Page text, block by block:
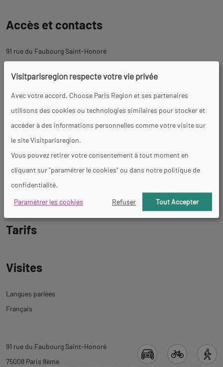
àAccès et contacts
91 rue du Faubourg Saint-Honoré
+33 (0)1 44 94 03 42
http://www.promenadedessens.fr/
Jours et horaires d'ouverture
Tarifs
Visites
Langues parlées
Français
Revenir
à
91 rue du Faubourg Saint-Honoré
75008 Paris 8ème
Visitparisregion respecte votre vie privée
Avec votre accord, Choose Paris Region et ses partenaires
utilisons des cookies ou technologies similaires pour stocker et
accéder à des informations personnelles comme votre visite sur
le site Visitparisregion.
Vous pouvez retirer votre consentement à tout moment en
cliquant sur "paramétrer le cookies" ou dans notre politique de
confidentialité.
Paramétrer les cookies
Refuser Tout Accepter